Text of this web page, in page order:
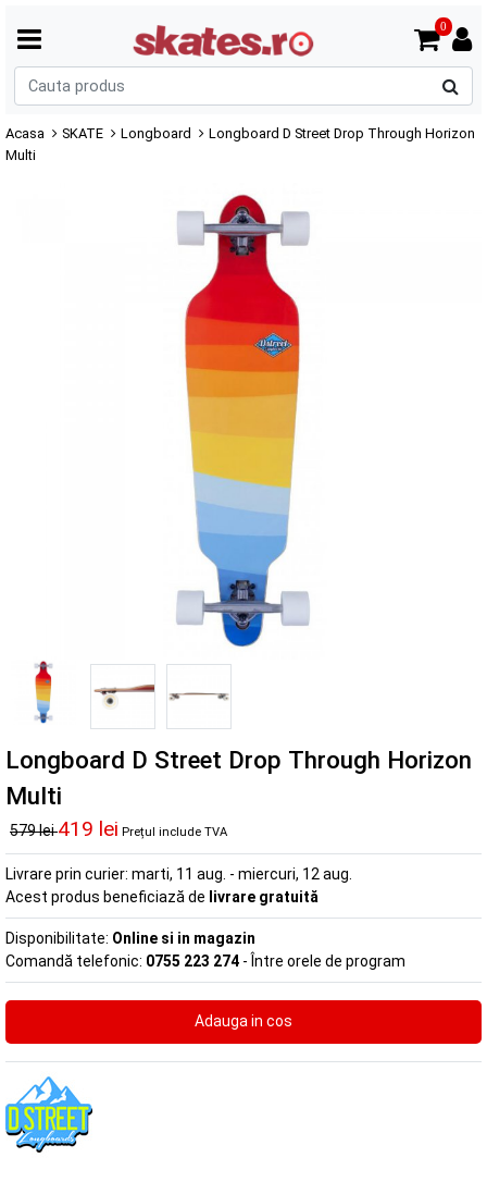
0
Acasa SKATE Longboard
Longboard D Street Drop Through Horizon
Multi
Longboard D Street Drop Through Horizon
Multi
579 lei419 lei Prețul include TVA
Livrare prin curier: marti, 11 aug. - miercuri, 12 aug.
Acest produs beneficiază de livrare gratuită
Disponibilitate: Online si in magazin
Comandă telefonic: 0755 223 274 - Între orele de program